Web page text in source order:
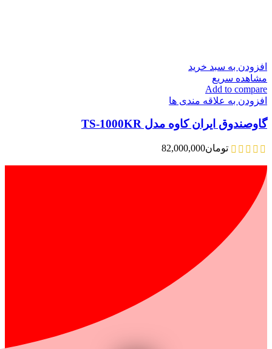
افزودن به سبد خرید
مشاهده سریع
Add to compare
افزودن به علاقه مندی ها
گاوصندوق ایران کاوه مدل TS-1000KR
تومان82,000,000